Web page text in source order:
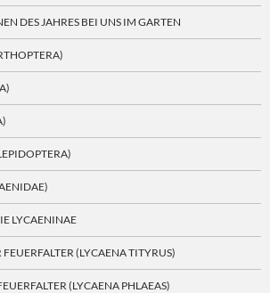
DES JAHRES BEI UNS IM GARTEN
LYCAENINAE
(LYCAENA TITYRUS)
(LYCAENA PHLAEAS)